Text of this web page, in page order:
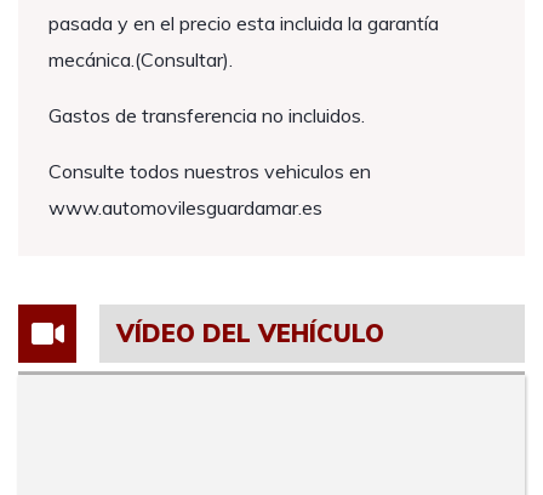
pasada y en el precio esta incluida la garantía
mecánica.(Consultar).
Gastos de transferencia no incluidos.
Consulte todos nuestros vehiculos en
www.automovilesguardamar.es
VÍDEO DEL VEHÍCULO